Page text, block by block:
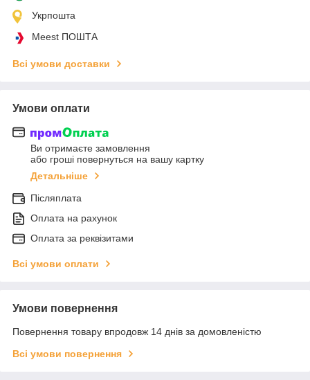
Укрпошта
Meest ПОШТА
Всі умови доставки
Умови оплати
Ви отримаєте замовлення
або гроші повернуться на вашу картку
Детальніше
Післяплата
Оплата на рахунок
Оплата за реквізитами
Всі умови оплати
Умови повернення
Повернення товару впродовж 14 днів за домовленістю
Всі умови повернення